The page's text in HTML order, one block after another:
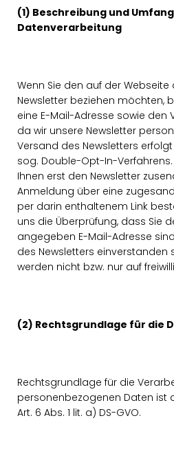
(1) Beschreibung und
Datenverarbeitung
Wenn Sie den auf der
Newsletter beziehen möchten,
eine E-Mail-Adresse sowie den
da wir unsere Newsletter
Versand des Newsletters
sog. Double-Opt-In-
Ihnen erst den Newsletter
Anmeldung über eine
per darin enthaltenem Link
uns die Überprüfung, dass Sie
angegeben E-Mail-Adresse
des Newsletters einverstanden
werden nicht bzw. nur auf
(2) Rechtsgrundlage für die
Rechtsgrundlage für die
personenbezogenen Daten ist
Art. 6 Abs. 1 lit. a) DS-GVO.